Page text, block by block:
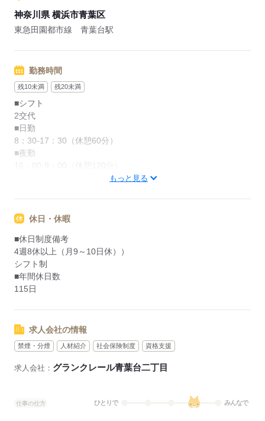
神奈川県 横浜市青葉区
東急田園都市線 青葉台駅
勤務時間
残10未満 残20未満
■シフト
2交代
■日勤
8：30-17：30（休憩60分）
■夜勤
もっと見る
休日・休暇
■休日制度備考
4週8休以上（月9～10日休））
シフト制
■年間休日数
115日
求人会社の情報
禁煙・分煙 人材紹介 社会保険制度 資格支援
求人会社： グランクレール青葉台二丁目
仕事の仕方 ひとりで みんなで